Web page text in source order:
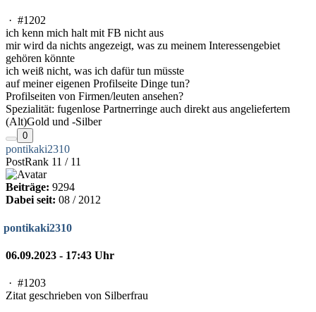
· #1202
ich kenn mich halt mit FB nicht aus
mir wird da nichts angezeigt, was zu meinem Interessengebiet
gehören könnte
ich weiß nicht, was ich dafür tun müsste
auf meiner eigenen Profilseite Dinge tun?
Profilseiten von Firmen/leuten ansehen?
Spezialität: fugenlose Partnerringe auch direkt aus angeliefertem
(Alt)Gold und -Silber
0
pontikaki2310
PostRank 11 / 11
Beiträge: 9294
Dabei seit: 08 / 2012
pontikaki2310
06.09.2023 - 17:43 Uhr
· #1203
Zitat geschrieben von Silberfrau